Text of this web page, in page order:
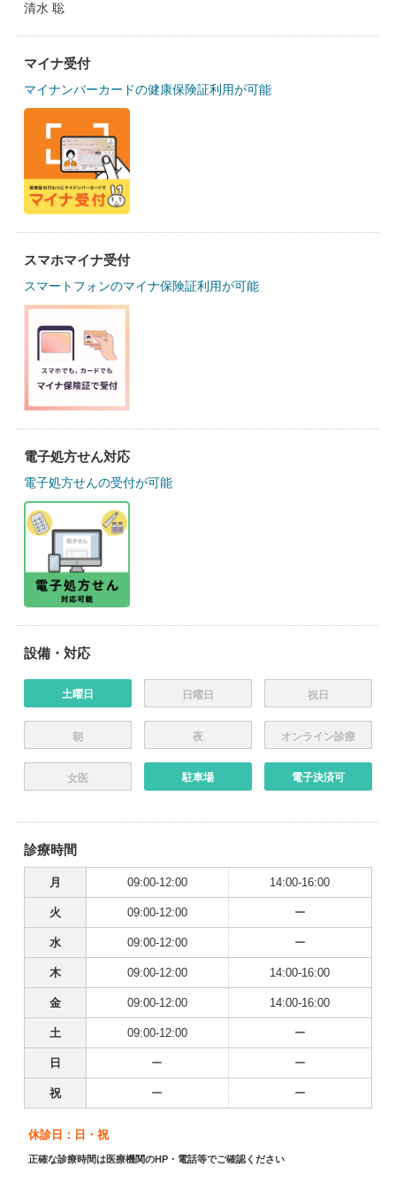
清水 聡
マイナ受付
マイナンバーカードの健康保険証利用が可能
スマホマイナ受付
スマートフォンのマイナ保険証利用が可能
電子処方せん対応
電子処方せんの受付が可能
設備・対応
土曜日 日曜日 祝日
朝 夜 オンライン診療
女医 駐車場 電子決済可
診療時間
月 09:00-12:00 14:00-16:00
火 09:00-12:00 ー
水 09:00-12:00 ー
木 09:00-12:00 14:00-16:00
金 09:00-12:00 14:00-16:00
土 09:00-12:00 ー
日 ー ー
祝 ー ー
休診日：日・祝
正確な診療時間は医療機関のHP・電話等でご確認ください